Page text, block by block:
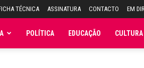
TÉCNICA ASSINATURA CONTACTO EM
POLÍTICA EDUCAÇÃO CULTURA